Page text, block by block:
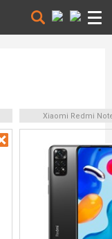
Xiaomi Redmi